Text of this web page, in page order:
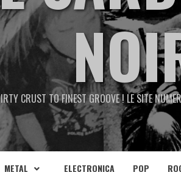
CRUST TO FINEST GROOVE ! LE SITE
METAL ELECTRONICA POP